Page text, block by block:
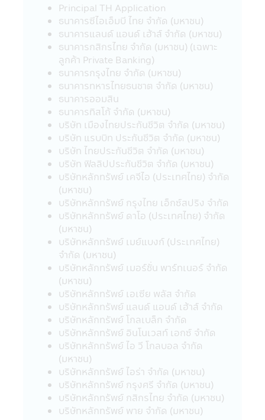
ตามเงื่อนไขการลงทุน และเงื่อนไขที่กำหนดโดย
กรมสรรพากรอย่างเคร่งครัดทุกประการ (ซึ่ง
สามารถศึกษาได้จากคู่มือการลงทุนที่บริษัท
จัดการได้จัดให้) มิฉะนั้นผู้ลงทุนจะไม่ได้รับสิทธิ
ประโยชน์ทางภาษี และ/หรือ ผู้ลงทุนอาจถูกหัก
หรือไม่สามารถขอคืนภาษี ณ ที่จ่ายจากกำไรที่
เกิดขึ้นตลอดจนผู้ลงทุนจะต้องคืนสิทธิประโยชน์
ทางภาษีที่เคยได้รับภายในกำหนดเวลา และ/
หรือ อาจจะต้องชำระเงินเพิ่ม และเบี้ยปรับตาม
ประมวลรัษฎากร อนึ่ง ผู้ลงทุนจะต้องเก็บ
เอกสารการลงทุนในกองทุนรวมถึงหลักฐาน
เพื่อพิสูจน์ว่าท่านได้ปฏิบัติตามเงื่อนไขของการ
ลงทุนที่กำหนดดังกล่าวอย่างครบถ้วน ทั้งนี้เพื่อ
ประโยชน์ในการยืนยันสิทธิประโยชน์ในทางภาษี
ของท่านหากถูกเรียกถามในอนาคต อนึ่ง ผู้
ลงทุนควรขอรับ และศึกษาข้อมูลในหนังสือชี้
ชวน และคู่มือการลงทุนให้เข้าใจ หรือสอบถาม
รายละเอียดเพิ่มเติมได้ที่ บริษัทจัดการ หรือผู้
ขายหน่วยลงทุน
• กรณีกองทุนรวมที่มีการลงทุนในต่าง
ประเทศ และไม่ได้ป้องกันความเสี่ยงของอัตรา
แลกเปลี่ยนทั้งจำนวน ผู้ลงทุนอาจจะขาดทุน
หรือได้รับกำไรจากอัตราแลกเปลี่ยน หรือได้รับ
เงินคืนต่ำกว่าเงินลงทุนเริ่มแรกได้
• กองทุนรวมมีประกัน ผู้ลงทุนที่ถือหน่วยที่
ลงทุนจนครบระยะเวลาการประกันที่กำหนดใน
หนังสือชี้ชวนนี้จะได้รับชำระเงินลงทุนคืนตาม
เงื่อนไขในการรับประกันอย่างไรก็ดี การประกัน
ดังกล่าวไม่ได้รวมถึงการประกันความสามารถ
ในการชำระหนี้ในอนาคตของผู้ประกัน
• กองทุนรวมมุ่งรักษาเงินต้น เป็นเพียงชื่อ
เรียกประเภทของกองทุนรวมที่จัดนโยบายการ
Principal TH Application
ธนาคารซีไอเอ็มบี ไทย จำกัด (มหาชน)
ธนาคารแลนด์ แอนด์ เฮ้าส์ จำกัด (มหาชน)
ธนาคารกสิกรไทย จำกัด (มหาชน) (เฉพาะ
ลูกค้า Private Banking)
ธนาคารกรุงไทย จำกัด (มหาชน)
ธนาคารทหารไทยธนชาต จำกัด (มหาชน)
ธนาคารออมสิน
ธนาคารทิสโก้ จำกัด (มหาชน)
บริษัท เมืองไทยประกันชีวิต จำกัด (มหาชน)
บริษัท แรบบิท ประกันชีวิต จำกัด (มหาชน)
บริษัท ไทยประกันชีวิต จำกัด (มหาชน)
บริษัท ฟิลลิปประกันชีวิต จำกัด (มหาชน)
บริษัทหลักทรัพย์ เคจีไอ (ประเทศไทย) จำกัด
(มหาชน)
บริษัทหลักทรัพย์ กรุงไทย เอ็กซ์สปริง จำกัด
บริษัทหลักทรัพย์ ดาโอ (ประเทศไทย) จำกัด
(มหาชน)
บริษัทหลักทรัพย์ เมย์แบงก์ (ประเทศไทย)
จำกัด (มหาชน)
บริษัทหลักทรัพย์ เมอร์ชั่น พาร์ทเนอร์ จำกัด
(มหาชน)
บริษัทหลักทรัพย์ เอเซีย พลัส จำกัด
บริษัทหลักทรัพย์ แลนด์ แอนด์ เฮ้าส์ จำกัด
บริษัทหลักทรัพย์ โกลเบล็ก จำกัด
บริษัทหลักทรัพย์ อินโนเวสท์ เอกซ์ จำกัด
บริษัทหลักทรัพย์ ไอ วี โกลบอล จำกัด
(มหาชน)
บริษัทหลักทรัพย์ ไอร่า จำกัด (มหาชน)
บริษัทหลักทรัพย์ กรุงศรี จำกัด (มหาชน)
บริษัทหลักทรัพย์ กสิกรไทย จำกัด (มหาชน)
บริษัทหลักทรัพย์ พาย จำกัด (มหาชน)